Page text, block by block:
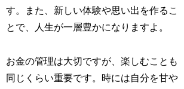
す。また、新しい体験や思い出を作るこ
とで、人生が一層豊かになりますよ。
お金の管理は大切ですが、楽しむことも
同じくらい重要です。時には自分を甘や